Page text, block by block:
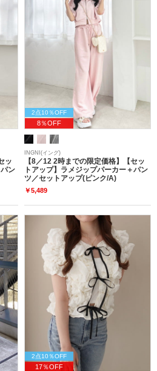
ッ
ン
2点10％OFF
8％OFF
INGNI(イング)
【8／12 2時までの限定価格】【セッ
トアップ】ラメジップパーカー＋パン
ツ／セットアップ(ピンク/A)
￥5,489
2点10％OFF
17％OFF